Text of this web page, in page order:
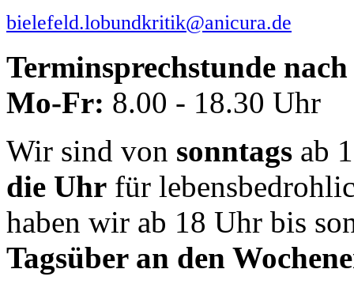
bielefeld.lobundkritik@anicura.de
Terminsprechstunde
Mo-Fr: 8.00 - 18.30 Uhr
Wir sind von sonntags ab
die Uhr für
haben wir ab 18 Uhr bis
Tagsüber an den